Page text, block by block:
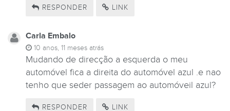
RESPONDER LINK
Carla Embalo
10 anos, 11 meses atrás
Mudando de direcção a esquerda o meu
automóvel fica a direita do automóvel azul .e nao
tenho que seder passagem ao automóveil azul?
RESPONDER LINK